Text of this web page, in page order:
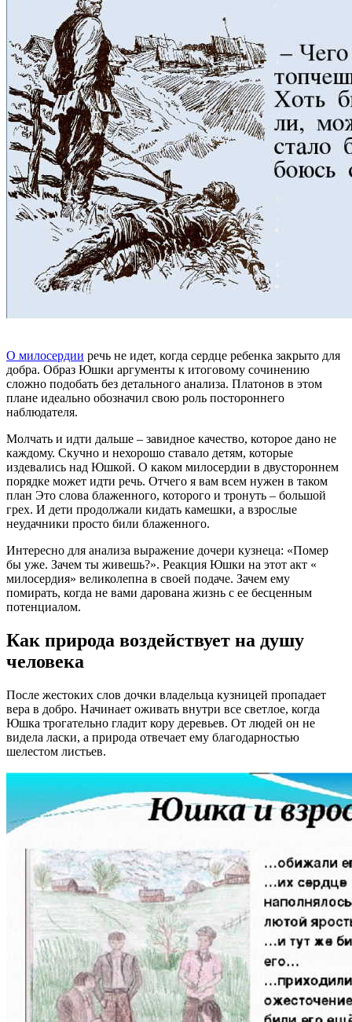
О милосердии речь не идет, когда сердце ребенка закрыто для
добра. Образ Юшки аргументы к итоговому сочинению
сложно подобать без детального анализа. Платонов в этом
плане идеально обозначил свою роль постороннего
наблюдателя.
Молчать и идти дальше – завидное качество, которое дано не
каждому. Скучно и нехорошо ставало детям, которые
издевались над Юшкой. О каком милосердии в двустороннем
порядке может идти речь. Отчего я вам всем нужен в таком
план Это слова блаженного, которого и тронуть – большой
грех. И дети продолжали кидать камешки, а взрослые
неудачники просто били блаженного.
Интересно для анализа выражение дочери кузнеца: «Помер
бы уже. Зачем ты живешь?». Реакция Юшки на этот акт «
милосердия» великолепна в своей подаче. Зачем ему
помирать, когда не вами дарована жизнь с ее бесценным
потенциалом.
Как природа воздействует на душу
человека
После жестоких слов дочки владельца кузницей пропадает
вера в добро. Начинает оживать внутри все светлое, когда
Юшка трогательно гладит кору деревьев. От людей он не
видела ласки, а природа отвечает ему благодарностью
шелестом листьев.